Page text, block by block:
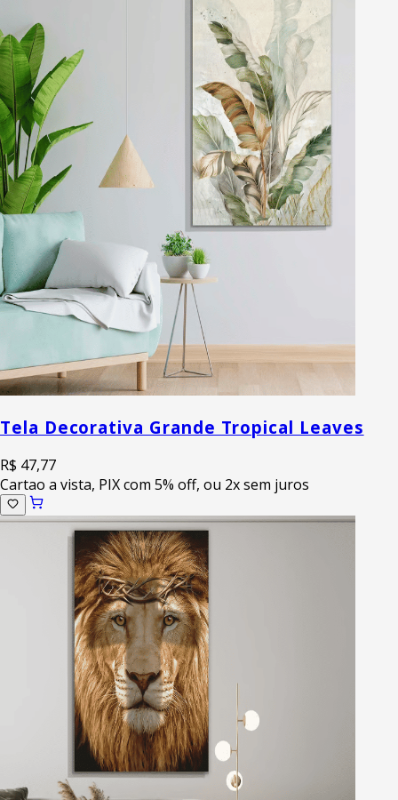
Tela Decorativa Grande Tropical Leaves
R$ 47,77
Cartao a vista, PIX com 5% off, ou 2x sem juros